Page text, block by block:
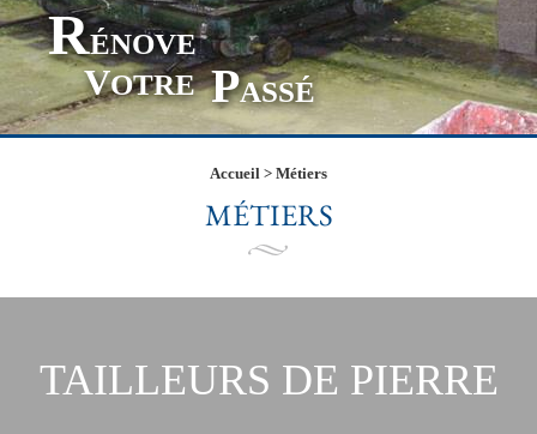
RÉNOVE
VOTRE PASSÉ
Accueil > Métiers
MÉTIERS
TAILLEURS DE PIERRE